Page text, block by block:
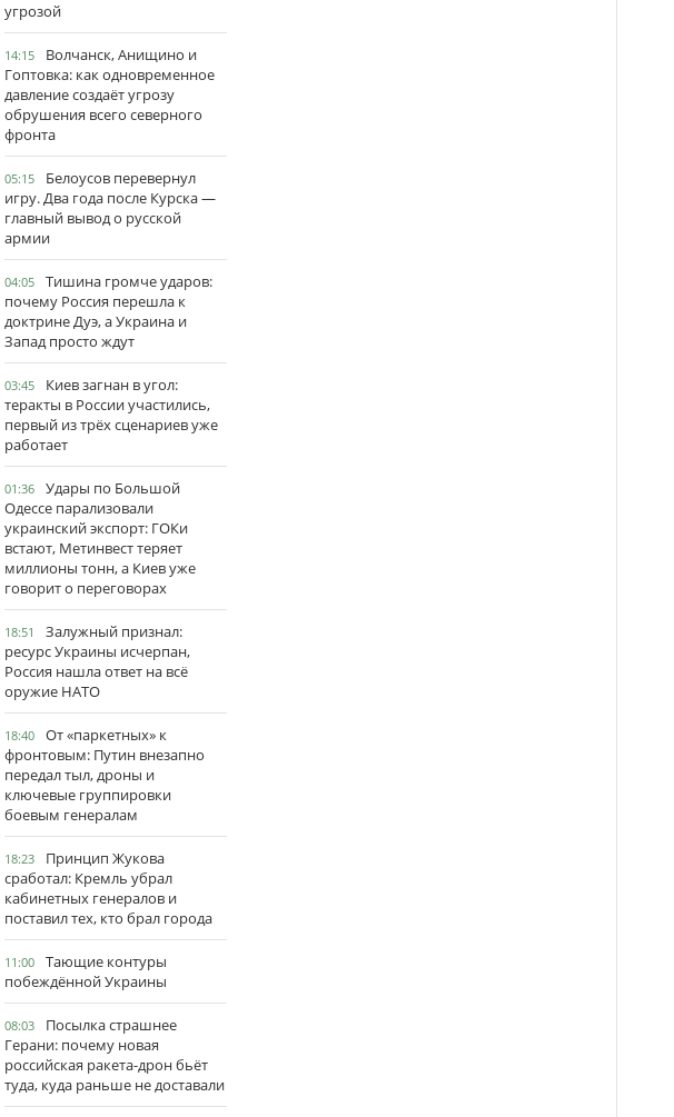
угрозой
14:15
Волчанск, Анищино и
Гоптовка: как одновременное
давление создаёт угрозу
обрушения всего северного
фронта
05:15
Белоусов перевернул
игру. Два года после Курска —
главный вывод о русской
армии
04:05
Тишина громче ударов:
почему Россия перешла к
доктрине Дуэ, а Украина и
Запад просто ждут
03:45
Киев загнан в угол:
теракты в России участились,
первый из трёх сценариев уже
работает
01:36
Удары по Большой
Одессе парализовали
украинский экспорт: ГОКи
встают, Метинвест теряет
миллионы тонн, а Киев уже
говорит о переговорах
18:51
Залужный признал:
ресурс Украины исчерпан,
Россия нашла ответ на всё
оружие НАТО
18:40
От «паркетных» к
фронтовым: Путин внезапно
передал тыл, дроны и
ключевые группировки
боевым генералам
18:23
Принцип Жукова
сработал: Кремль убрал
кабинетных генералов и
поставил тех, кто брал города
11:00
Тающие контуры
побеждённой Украины
08:03
Посылка страшнее
Герани: почему новая
российская ракета-дрон бьёт
туда, куда раньше не доставали